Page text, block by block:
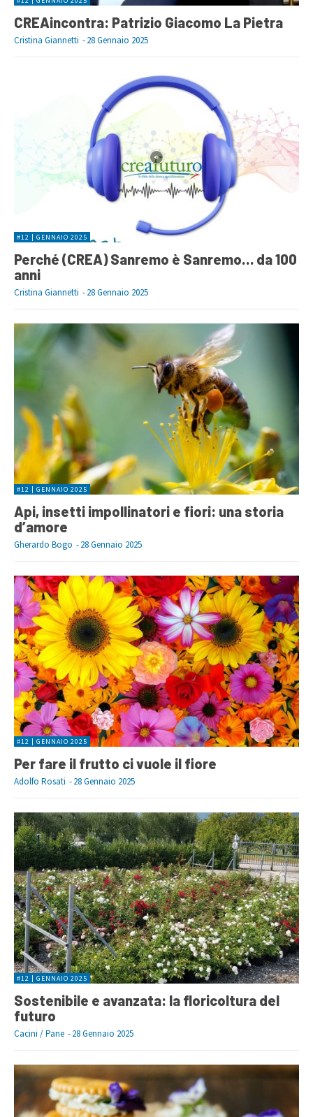
CREAincontra: Patrizio Giacomo La Pietra
Cristina Giannetti -28 Gennaio 2025
#12 | GENNAIO 2025
Perché (CREA) Sanremo è Sanremo… da 100
anni
Cristina Giannetti -28 Gennaio 2025
#12 | GENNAIO 2025
Api, insetti impollinatori e fiori: una storia
d’amore
Gherardo Bogo -28 Gennaio 2025
#12 | GENNAIO 2025
Per fare il frutto ci vuole il fiore
Adolfo Rosati -28 Gennaio 2025
#12 | GENNAIO 2025
Sostenibile e avanzata: la floricoltura del
futuro
Cacini / Pane -28 Gennaio 2025